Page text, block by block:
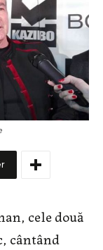
cele două
cântând